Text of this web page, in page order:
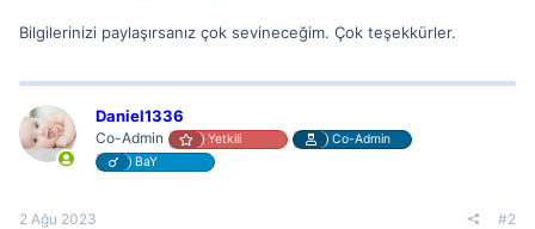
Bilgilerinizi paylaşırsanız çok sevineceğim. Çok teşekkürler.
Daniel1336
Co-Admin Yetkili
Co-Admin
BaY
2 Ağu 2023 #2